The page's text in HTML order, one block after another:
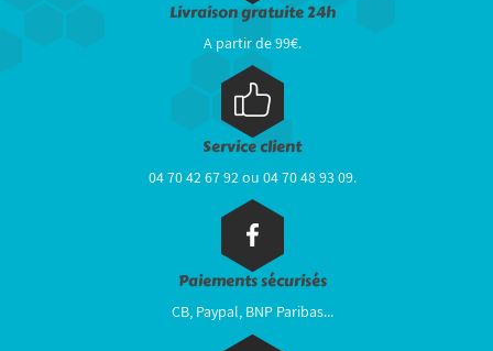
Livraison gratuite 24h
A partir de 99€.
Service client
04 70 42 67 92 ou 04 70 48 93 09.
Paiements sécurisés
CB, Paypal, BNP Paribas...